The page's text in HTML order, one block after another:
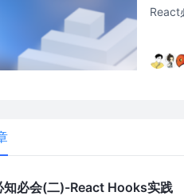
React
知必会(二)-React Hooks实践